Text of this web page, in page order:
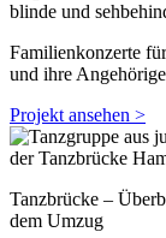
Familienkonzerte
und ihre
Projekt ansehen >
Tanzbrücke –
dem Umzug